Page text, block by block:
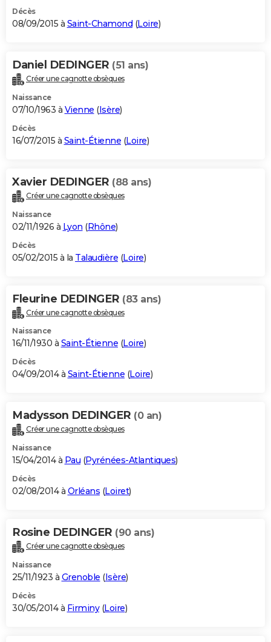
Décès
08/09/2015 à Saint-Chamond (Loire)
Daniel DEDINGER (51 ans)
Créer une cagnotte obsèques
Naissance
07/10/1963 à Vienne (Isère)
Décès
16/07/2015 à Saint-Étienne (Loire)
Xavier DEDINGER (88 ans)
Créer une cagnotte obsèques
Naissance
02/11/1926 à Lyon (Rhône)
Décès
05/02/2015 à la Talaudière (Loire)
Fleurine DEDINGER (83 ans)
Créer une cagnotte obsèques
Naissance
16/11/1930 à Saint-Étienne (Loire)
Décès
04/09/2014 à Saint-Étienne (Loire)
Madysson DEDINGER (0 an)
Créer une cagnotte obsèques
Naissance
15/04/2014 à Pau (Pyrénées-Atlantiques)
Décès
02/08/2014 à Orléans (Loiret)
Rosine DEDINGER (90 ans)
Créer une cagnotte obsèques
Naissance
25/11/1923 à Grenoble (Isère)
Décès
30/05/2014 à Firminy(Loire)